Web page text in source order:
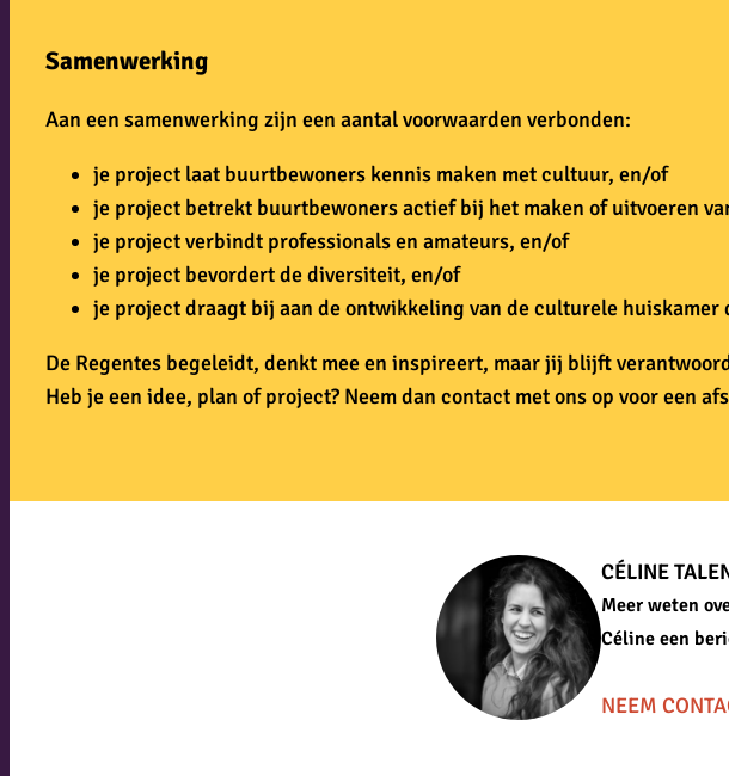
Samenwerking
Aan een samenwerking zijn een aantal voorwaarden verbonden:
je project laat buurtbewoners kennis maken met cultuur, en/of
je project betrekt buurtbewoners actief bij het maken of uitvoeren
je project verbindt professionals en amateurs, en/of
je project bevordert de diversiteit, en/of
je project draagt bij aan de ontwikkeling van de culturele
De Regentes begeleidt, denkt mee en inspireert, maar jij blijft
Heb je een idee, plan of project? Neem dan contact met ons op voor een
CÉLINE
Meer weten
Céline een
NEEM